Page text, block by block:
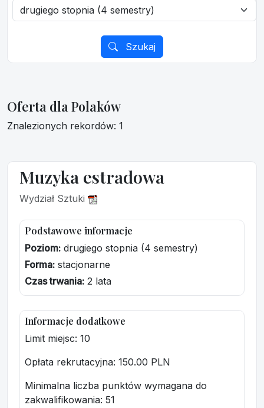
Szukaj
Oferta dla Polaków
Znalezionych rekordów: 1
Muzyka estradowa
Wydział Sztuki
Podstawowe informacje
Poziom: drugiego stopnia (4 semestry)
Forma: stacjonarne
Czas trwania: 2 lata
Informacje dodatkowe
Limit miejsc: 10
Opłata rekrutacyjna: 150.00 PLN
Minimalna liczba punktów wymagana do
zakwalifikowania: 51